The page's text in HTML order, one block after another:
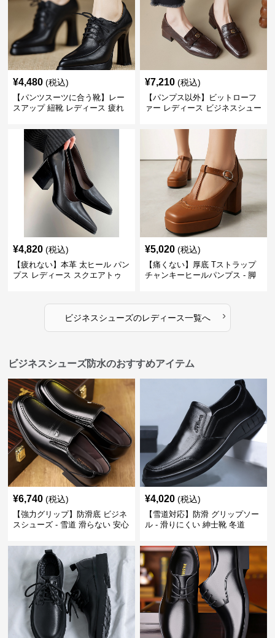
¥4,480 (税込)
【パンツスーツに合う靴】レー
スアップ 紐靴 レディース 疲れ
ビジネスシューズ
¥7,210 (税込)
【パンプス以外】ビットローフ
ァー レディース ビジネスシュー
トゥ 疲れない スーツ
¥4,820 (税込)
【疲れない】本革 太ヒール パン
プス レディース スクエアトゥ
¥5,020 (税込)
【痛くない】厚底 Tストラップ
チャンキーヒールパンプス - 脚
ビジネスシューズのレディース一覧へ ›
ビジネスシューズ防水のおすすめアイテム
¥6,740 (税込)
【強力グリップ】防滑底 ビジネ
スシューズ - 雪道 滑らない 安心
¥4,020 (税込)
【雪道対応】防滑 グリップソー
ル - 滑りにくい 紳士靴 冬道